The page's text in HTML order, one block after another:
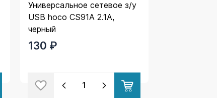
Универсальное сетевое з/у
USB hoco CS91A 2.1A,
черный
130 ₽